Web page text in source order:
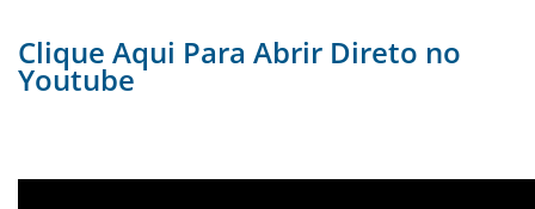
Clique Aqui Para Abrir Direto no
Youtube